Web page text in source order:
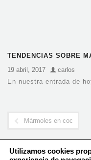
TENDENCIAS SOBRE
19 abril, 2017
carlos
En nuestra entrada de
Mármoles en cocinas
Utilizamos cookies